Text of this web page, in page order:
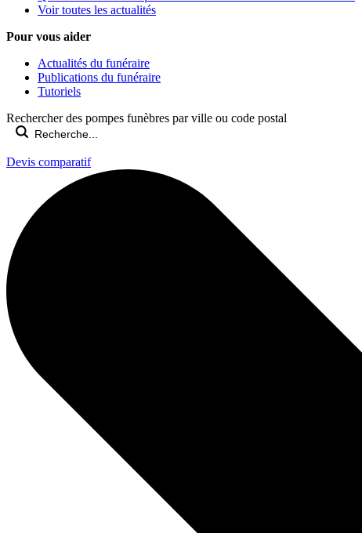
Voir toutes les actualités
Pour vous aider
Actualités du funéraire
Publications du funéraire
Tutoriels
Rechercher des pompes funèbres par ville ou code postal
Devis comparatif